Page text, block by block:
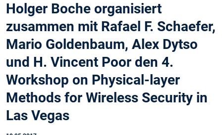
Holger Boche organisiert
zusammen mit Rafael F. Schaefer,
Mario Goldenbaum, Alex Dytso
und H. Vincent Poor den 4.
Workshop on Physical-layer
Methods for Wireless Security in
Las Vegas